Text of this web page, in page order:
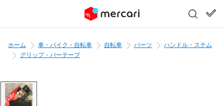
ホーム 車・バイク・自転車 自転車 パーツ
ハンドル・ステム
グリップ・バーテープ